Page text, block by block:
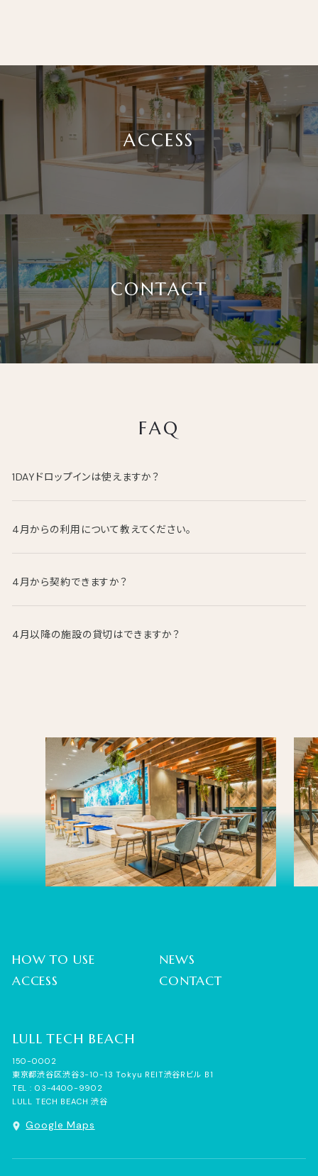
ACCESS
CONTACT
FAQ
1DAYドロップインは使えますか？
ページよりチケットをご購入下さい。
4月からの利用について教えてください。
は3月末で終了となります。,
4月から契約できますか？
答致します
4月以降の施設の貸切はできますか？
LULLTECH BEACH
150-0002
東京都渋谷区渋谷3-10-13 Tokyu REIT渋谷Rビル B1
TEL : 03-4400-9902
LULL TECH BEACH 渋谷
Google Maps
HOW TO USE
NEWS
ACCESS
CONTACT